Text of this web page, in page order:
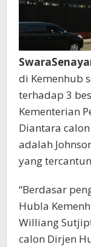
di Kemenhub
terhadap 3
Kementerian
Diantara
adalah
yang
“Berdasar
Hubla
Williang
calon Dirjen